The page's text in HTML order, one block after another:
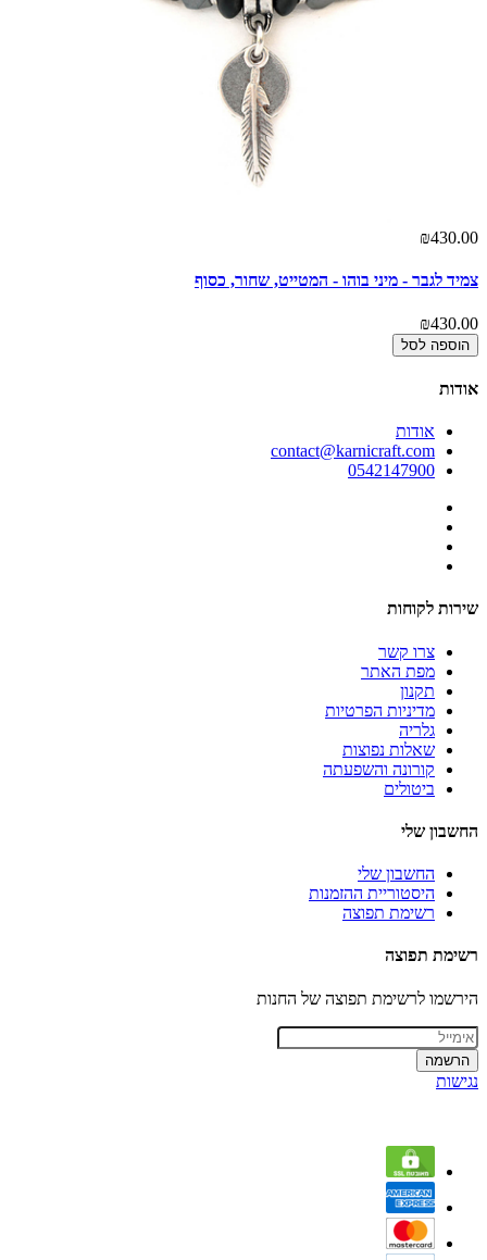
₪430.00
צמיד לגבר - מיני בוהו - המטייט, שחור, כסוף
₪430.00
הוספה לסל
אודות
אודות
contact@karnicraft.com
0542147900
שירות לקוחות
צרו קשר
מפת האתר
תקנון
מדיניות הפרטיות
גלריה
שאלות נפוצות
קורונה והשפעתה
ביטולים
החשבון שלי
החשבון שלי
היסטוריית ההזמנות
רשימת תפוצה
רשימת תפוצה
הירשמו לרשימת תפוצה של החנות
הרשמה
נגישות